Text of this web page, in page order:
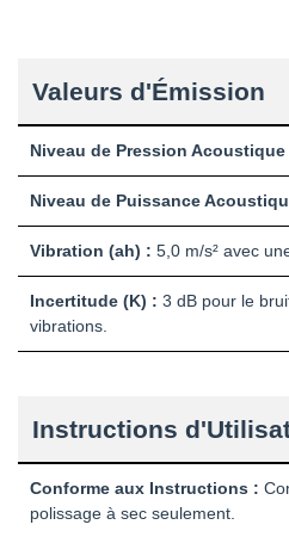
Valeurs d'Émission
Niveau de Pression Acoustique
Niveau de Puissance
Vibration (ah) : 5,0 m/s² avec
Incertitude (K) : 3 dB pour le
vibrations.
Instructions
Conforme aux Instructions :
polissage à sec seulement.